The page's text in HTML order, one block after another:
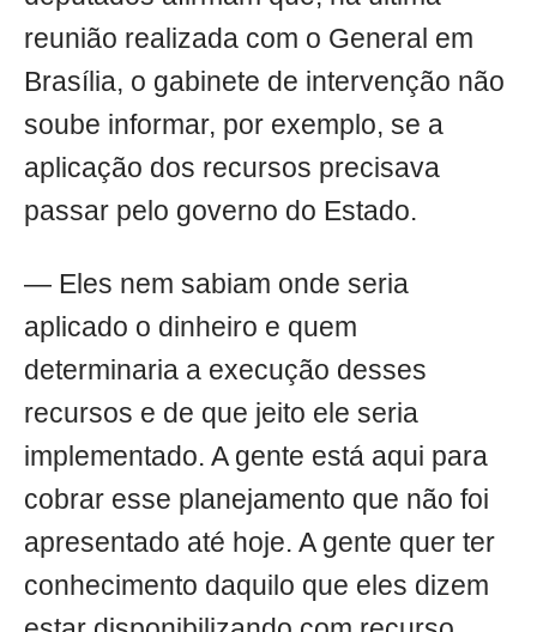
reunião realizada com o General em
Brasília, o gabinete de intervenção não
soube informar, por exemplo, se a
aplicação dos recursos precisava
passar pelo governo do Estado.
— Eles nem sabiam onde seria
aplicado o dinheiro e quem
determinaria a execução desses
recursos e de que jeito ele seria
implementado. A gente está aqui para
cobrar esse planejamento que não foi
apresentado até hoje. A gente quer ter
conhecimento daquilo que eles dizem